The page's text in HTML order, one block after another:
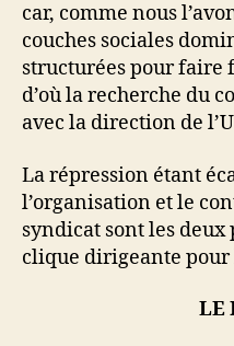
car, comme nous
couches sociales
structurées pour faire
d’où la recherche du
avec la direction de
La répression étant
l’organisation et le
syndicat sont les
clique dirigeante pour
LE